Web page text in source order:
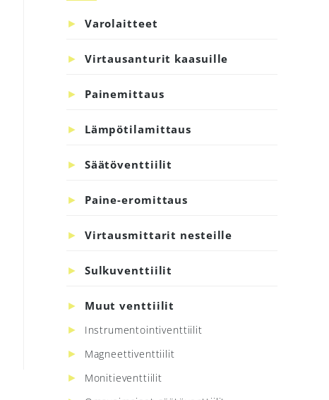
Varolaitteet
Virtausanturit kaasuille
Painemittaus
Lämpötilamittaus
Säätöventtiilit
Paine-eromittaus
Virtausmittarit nesteille
Sulkuventtiilit
Muut venttiilit
Instrumentointiventtiilit
Magneettiventtiilit
Monitieventtiilit